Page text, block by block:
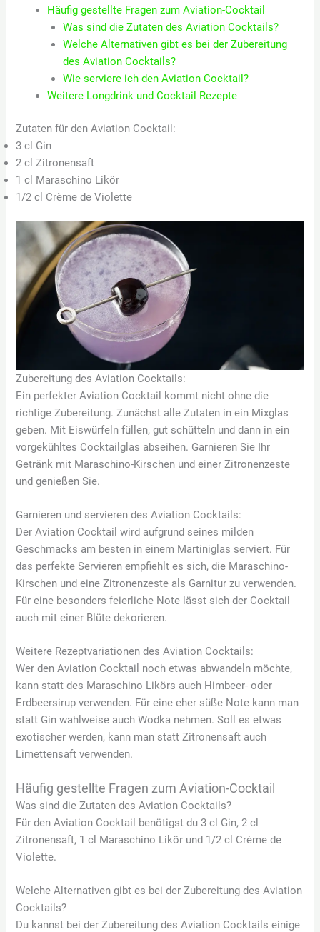
Häufig gestellte Fragen zum Aviation-Cocktail
Was sind die Zutaten des Aviation Cocktails?
Welche Alternativen gibt es bei der Zubereitung
des Aviation Cocktails?
Wie serviere ich den Aviation Cocktail?
Weitere Longdrink und Cocktail Rezepte
Zutaten für den Aviation Cocktail:
3 cl Gin
2 cl Zitronensaft
1 cl Maraschino Likör
1/2 cl Crème de Violette
Zubereitung des Aviation Cocktails:
Ein perfekter Aviation Cocktail kommt nicht ohne die
richtige Zubereitung. Zunächst alle Zutaten in ein Mixglas
geben. Mit Eiswürfeln füllen, gut schütteln und dann in ein
vorgekühltes Cocktailglas abseihen. Garnieren Sie Ihr
Getränk mit Maraschino-Kirschen und einer Zitronenzeste
und genießen Sie.
Garnieren und servieren des Aviation Cocktails:
Der Aviation Cocktail wird aufgrund seines milden
Geschmacks am besten in einem Martiniglas serviert. Für
das perfekte Servieren empfiehlt es sich, die Maraschino-
Kirschen und eine Zitronenzeste als Garnitur zu verwenden.
Für eine besonders feierliche Note lässt sich der Cocktail
auch mit einer Blüte dekorieren.
Weitere Rezeptvariationen des Aviation Cocktails:
Wer den Aviation Cocktail noch etwas abwandeln möchte,
kann statt des Maraschino Likörs auch Himbeer- oder
Erdbeersirup verwenden. Für eine eher süße Note kann man
statt Gin wahlweise auch Wodka nehmen. Soll es etwas
exotischer werden, kann man statt Zitronensaft auch
Limettensaft verwenden.
Häufig gestellte Fragen zum Aviation-Cocktail
Was sind die Zutaten des Aviation Cocktails?
Für den Aviation Cocktail benötigst du 3 cl Gin, 2 cl
Zitronensaft, 1 cl Maraschino Likör und 1/2 cl Crème de
Violette.
Welche Alternativen gibt es bei der Zubereitung des Aviation
Cocktails?
Du kannst bei der Zubereitung des Aviation Cocktails einige